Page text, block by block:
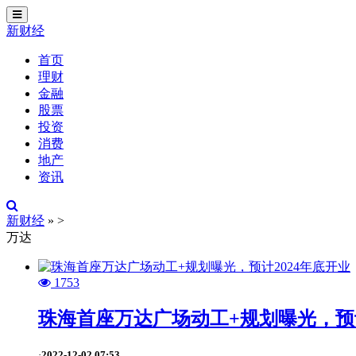
切
换
新财经
首页
理财
金融
股票
投资
消费
地产
资讯
新财经 » >
万达
1753
珠海首座万达广场动工+规划曝光，